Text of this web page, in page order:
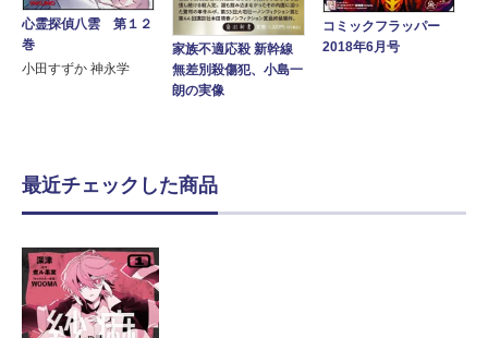
心霊探偵八雲 第１２
巻
小田すずか 神永学
家族不適応殺 新幹線
無差別殺傷犯、小島一
朗の実像
コミックフラッパー
2018年6月号
最近チェックした商品